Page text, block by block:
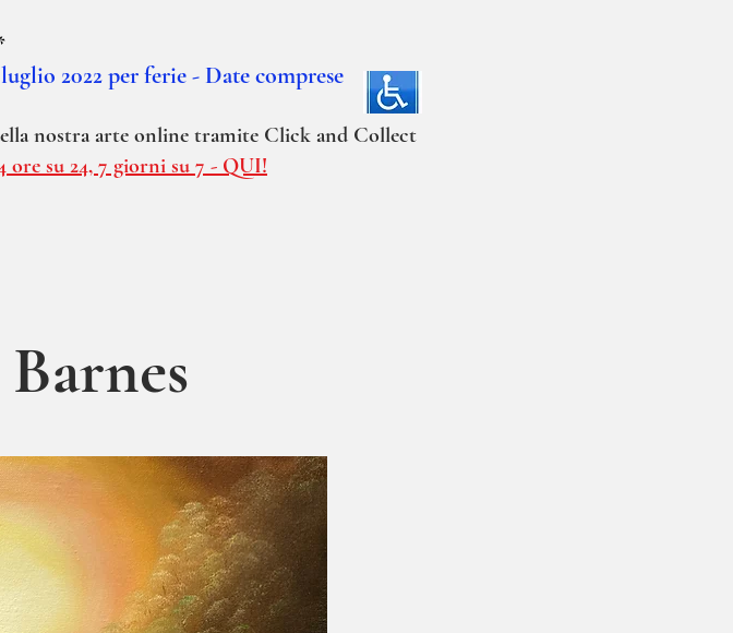
2022 per ferie - Date comprese
nostra arte online tramite Click and Collect
su 24, 7 giorni su 7 - QUI!